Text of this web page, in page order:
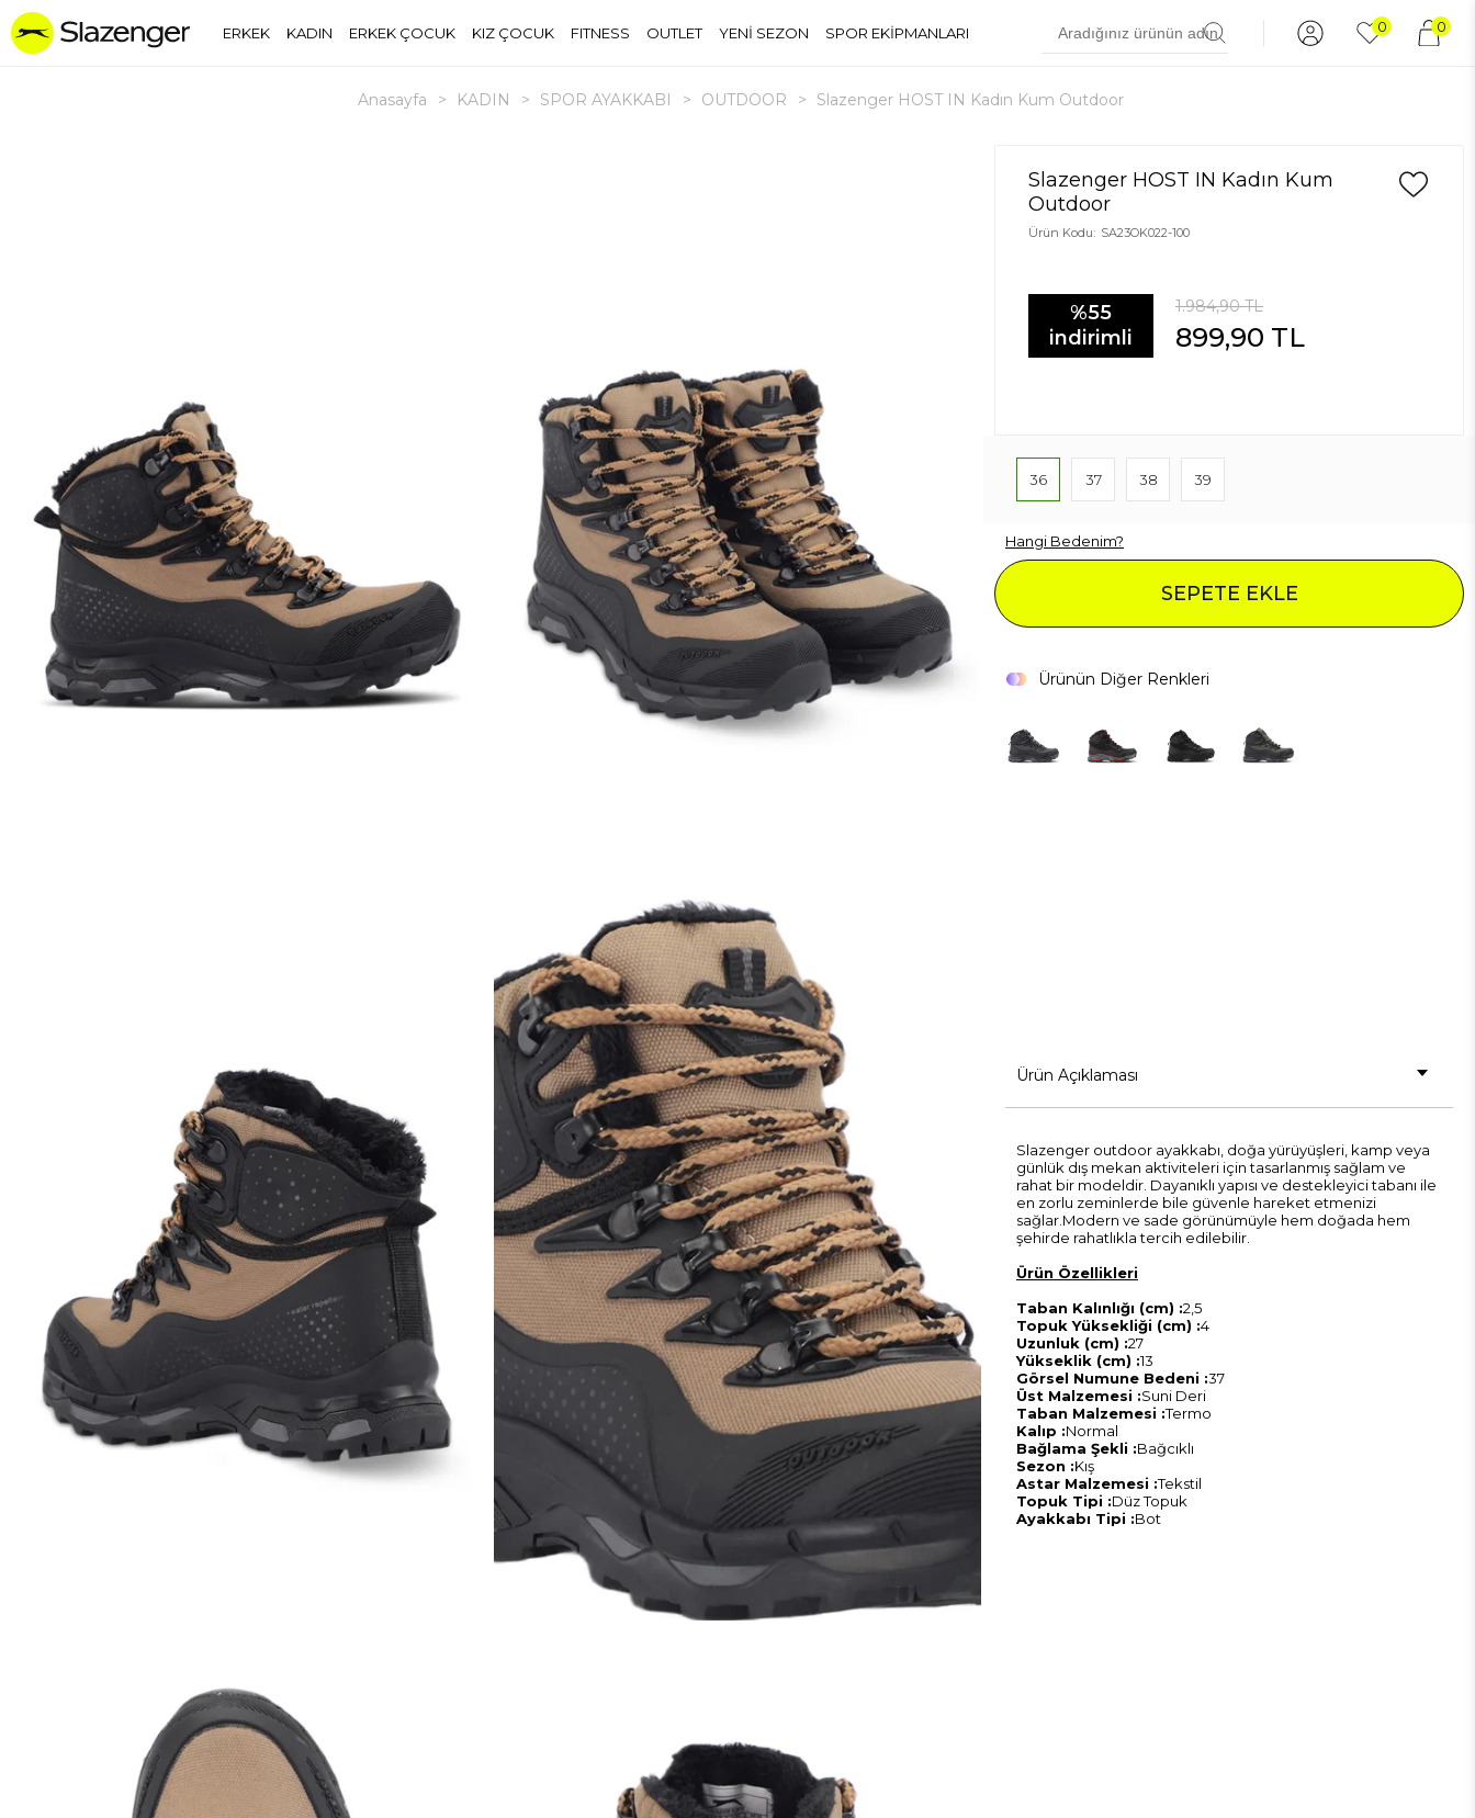
ERKEK KADIN ERKEK ÇOCUK KIZ ÇOCUK FITNESS OUTLET YENİ SEZON SPOR EKİPMANLARI 0 0
Anasayfa > KADIN > SPOR AYAKKABI > OUTDOOR > Slazenger HOST IN Kadın Kum Outdoor
Slazenger HOST IN Kadın Kum
Outdoor
Ürün Kodu: SA23OK022-100
%55
indirimli
1.984,90TL
899,90 TL
36 37 38 39
Hangi Bedenim?
SEPETE EKLE
Ürünün Diğer Renkleri
Ürün Açıklaması
Slazenger outdoor ayakkabı, doğa yürüyüşleri, kamp veya
günlük dış mekan aktiviteleri için tasarlanmış sağlam ve
rahat bir modeldir. Dayanıklı yapısı ve destekleyici tabanı ile
en zorlu zeminlerde bile güvenle hareket etmenizi
sağlar.Modern ve sade görünümüyle hem doğada hem
şehirde rahatlıkla tercih edilebilir.
Ürün Özellikleri
Taban Kalınlığı (cm) :2,5
Topuk Yüksekliği (cm) :4
Uzunluk (cm) :27
Yükseklik (cm) :13
Görsel Numune Bedeni :37
Üst Malzemesi :Suni Deri
Taban Malzemesi :Termo
Kalıp :Normal
Bağlama Şekli :Bağcıklı
Sezon :Kış
Astar Malzemesi :Tekstil
Topuk Tipi :Düz Topuk
Ayakkabı Tipi :Bot